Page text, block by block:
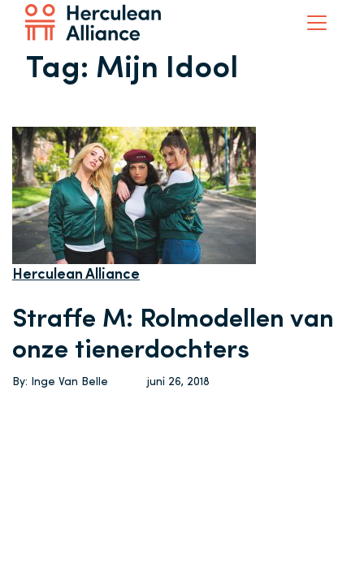
Tag: Mijn Idool
Herculean Alliance
Straffe M: Rolmodellen van
onze tienerdochters
By: Inge Van Belle juni 26, 2018